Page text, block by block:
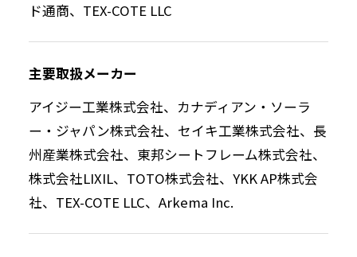
ド通商、TEX-COTE LLC
主要取扱メーカー
アイジー工業株式会社、カナディアン・ソーラ
ー・ジャパン株式会社、セイキ工業株式会社、長
州産業株式会社、東邦シートフレーム株式会社、
株式会社LIXIL、TOTO株式会社、YKK AP株式会
社、TEX-COTE LLC、Arkema Inc.